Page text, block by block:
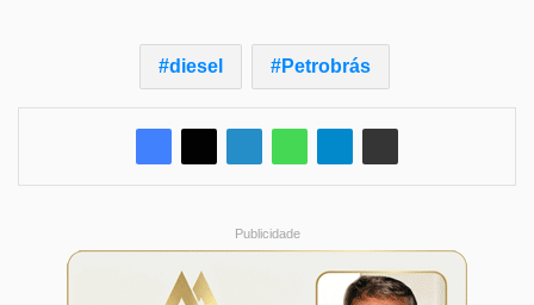
diesel Petrobrás
Publicidade